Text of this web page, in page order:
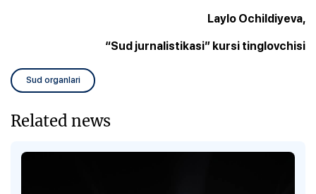
Laylo Ochildiyeva,
“Sud jurnalistikasi” kursi tinglovchisi
Sud organlari
Related news